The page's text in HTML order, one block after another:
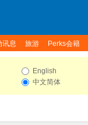
讯息 旅游 Perks会籍
English
中文简体